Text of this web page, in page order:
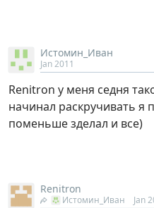
Истомин_Иван
Jan 2011
Renitron у меня седня
начинал раскручивать я
поменьше зделал и все)
Renitron
Истомин_Иван Jan